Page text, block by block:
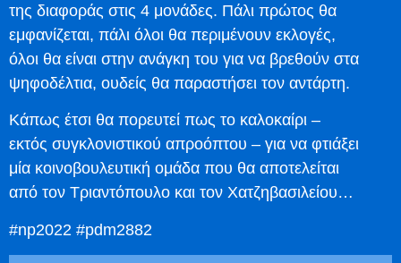
της διαφοράς στις 4 μονάδες. Πάλι πρώτος θα
εμφανίζεται, πάλι όλοι θα περιμένουν εκλογές,
όλοι θα είναι στην ανάγκη του για να βρεθούν στα
ψηφοδέλτια, ουδείς θα παραστήσει τον αντάρτη.
Κάπως έτσι θα πορευτεί πως το καλοκαίρι –
εκτός συγκλονιστικού απροόπτου – για να φτιάξει
μία κοινοβουλευτική ομάδα που θα αποτελείται
από τον Τριαντόπουλο και τον Χατζηβασιλείου…
#np2022 #pdm2882